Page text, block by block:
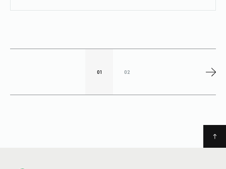
れています。 茶葉は、摘採した時点から
01 02